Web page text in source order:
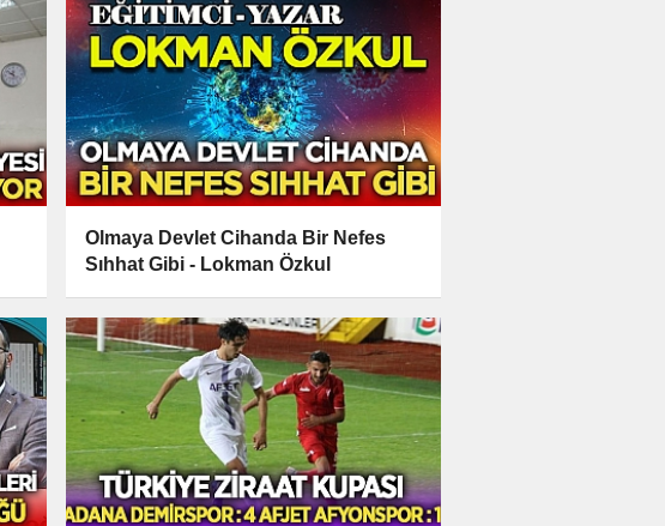
Olmaya Devlet Cihanda Bir Nefes
Sıhhat Gibi - Lokman Özkul